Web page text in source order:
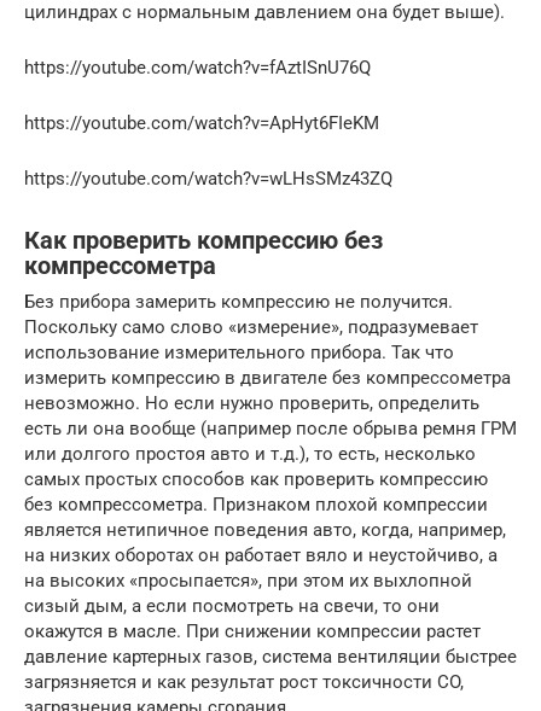
цилиндрах с нормальным давлением она будет выше).
https://youtube.com/watch?v=fAztISnU76Q
https://youtube.com/watch?v=ApHyt6FIeKM
https://youtube.com/watch?v=wLHsSMz43ZQ
Как проверить компрессию без
компрессометра
Без прибора замерить компрессию не получится.
Поскольку само слово «измерение», подразумевает
использование измерительного прибора. Так что
измерить компрессию в двигателе без компрессометра
невозможно. Но если нужно проверить, определить
есть ли она вообще (например после обрыва ремня ГРМ
или долгого простоя авто и т.д.), то есть, несколько
самых простых способов как проверить компрессию
без компрессометра. Признаком плохой компрессии
является нетипичное поведения авто, когда, например,
на низких оборотах он работает вяло и неустойчиво, а
на высоких «просыпается», при этом их выхлопной
сизый дым, а если посмотреть на свечи, то они
окажутся в масле. При снижении компрессии растет
давление картерных газов, система вентиляции быстрее
загрязняется и как результат рост токсичности CO,